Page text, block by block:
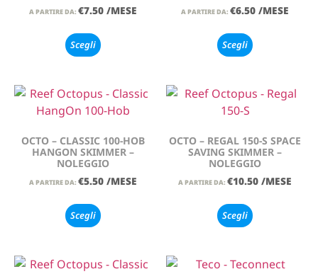
A PARTIRE DA: €7.50 /MESE
Scegli
A PARTIRE DA: €6.50 /MESE
Scegli
OCTO – CLASSIC 100-HOB
HANGON SKIMMER –
NOLEGGIO
A PARTIRE DA: €5.50 /MESE
Scegli
OCTO – REGAL 150-S SPACE
SAVING SKIMMER –
NOLEGGIO
A PARTIRE DA: €10.50 /MESE
Scegli